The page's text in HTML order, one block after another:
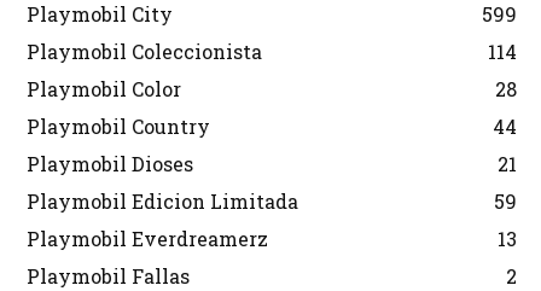
Playmobil City
599
Playmobil Coleccionista
114
Playmobil Color
28
Playmobil Country
44
Playmobil Dioses
21
Playmobil Edicion Limitada
59
Playmobil Everdreamerz
13
Playmobil Fallas
2